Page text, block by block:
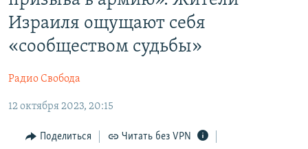
Вернутся
главной
Вернутся
КАРТА ВОЕННЫХ ОБЪЕКТОВ КРЫМА
ВОДА
ИСТОРИЯ
ИНФОГРАФИКА
ТЕЛЕПРОЕКТ КРЫМ.РЕАЛИИ
РАДІО СВОБОДА
КАК ОБОЙТИ БЛОКИРОВКУ
Израиля ощущают себя
«сообществом судьбы»
Радио Свобода
12 октября 2023, 20:15
Поделиться Читать без VPN